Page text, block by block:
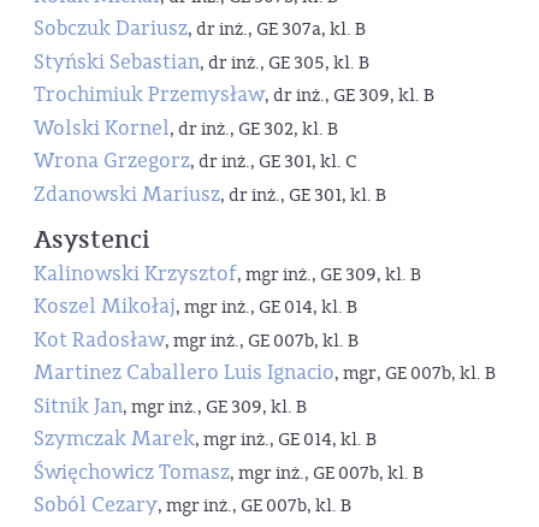
Sobczuk Dariusz, dr inż., GE 307a, kl. B
Styński Sebastian, dr inż., GE 305, kl. B
Trochimiuk Przemysław, dr inż., GE 309, kl. B
Wolski Kornel, dr inż., GE 302, kl. B
Wrona Grzegorz, dr inż., GE 301, kl. C
Zdanowski Mariusz, dr inż., GE 301, kl. B
Asystenci
Kalinowski Krzysztof, mgr inż., GE 309, kl. B
Koszel Mikołaj, mgr inż., GE 014, kl. B
Kot Radosław, mgr inż., GE 007b, kl. B
Martinez Caballero Luis Ignacio, mgr, GE 007b, kl. B
Sitnik Jan, mgr inż., GE 309, kl. B
Szymczak Marek, mgr inż., GE 014, kl. B
Święchowicz Tomasz, mgr inż., GE 007b, kl. B
Soból Cezary, mgr inż., GE 007b, kl. B